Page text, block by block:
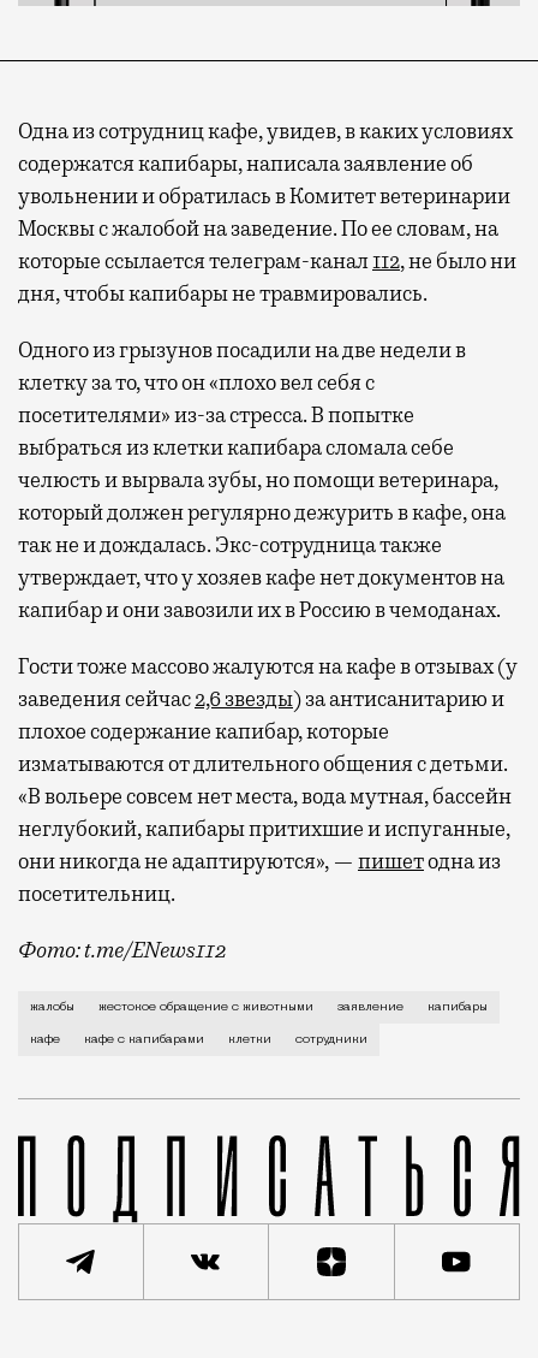
Одна из сотрудниц кафе, увидев, в каких условиях
содержатся капибары, написала заявление об
увольнении и обратилась в Комитет ветеринарии
Москвы с жалобой на заведение. По ее словам, на
которые ссылается телеграм-канал112, не было ни
дня, чтобы капибары не травмировались.
Одного из грызунов посадили на две недели в
клетку за то, что он «плохо вел себя с
посетителями» из-за стресса. В попытке
выбраться из клетки капибара сломала себе
челюсть и вырвала зубы, но помощи ветеринара,
который должен регулярно дежурить в кафе, она
так не и дождалась. Экс-сотрудница также
утверждает, что у хозяев кафе нет документов на
капибар и они завозили их в Россию в чемоданах.
Гости тоже массово жалуются на кафе в отзывах (у
заведения сейчас2,6 звезды) за антисанитарию и
плохое содержание капибар, которые
изматываются от длительного общения с детьми.
«В вольере совсем нет места, вода мутная, бассейн
неглубокий, капибары притихшие и испуганные,
они никогда не адаптируются», — пишетодна из
посетительниц.
Фото: t.me/ENews112
С момента открытия нового контактного кафе с
жалобы жестокое обращение с животными заявление капибары
кафе кафе с капибарами клетки сотрудники